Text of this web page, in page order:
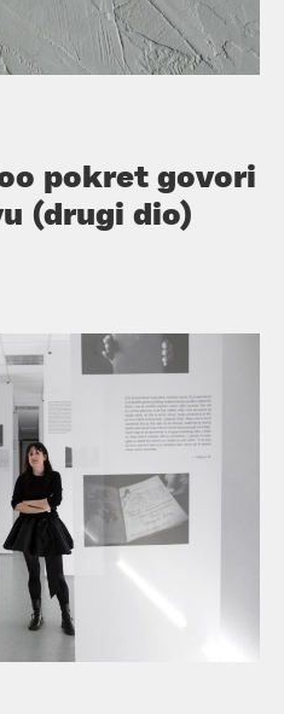
pokret govori
(drugi dio)